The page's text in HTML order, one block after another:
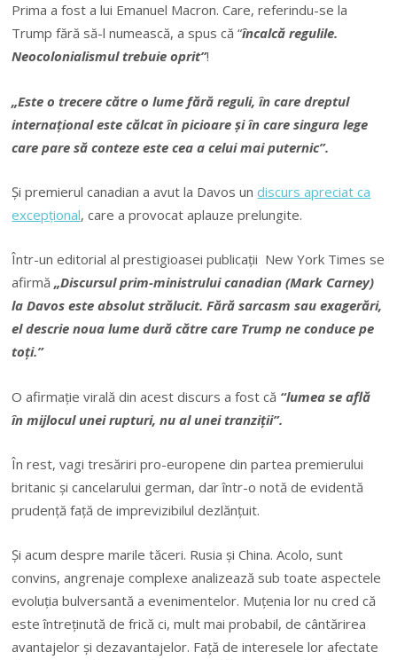
Prima a fost a lui Emanuel Macron. Care, referindu-se la
Trump fără să-l numească, a spus că “încalcă regulile.
Neocolonialismul trebuie oprit”!
„Este o trecere către o lume fără reguli, în care dreptul
internațional este călcat în picioare și în care singura lege
care pare să conteze este cea a celui mai puternic”.
Şi premierul canadian a avut la Davos undiscurs apreciat ca
excepţional, care a provocat aplauze prelungite.
Într-un editorial al prestigioasei publicaţii New York Times se
afirmă„Discursul prim-ministrului canadian (Mark Carney)
la Davos este absolut strălucit. Fără sarcasm sau exagerări,
el descrie noua lume dură către care Trump ne conduce pe
toți.”
O afirmaţie virală din acest discurs a fost că “lumea se află
în mijlocul unei rupturi, nu al unei tranziții”.
În rest, vagi tresăriri pro-europene din partea premierului
britanic şi cancelarului german, dar într-o notă de evidentă
prudenţă faţă de imprevizibilul dezlănţuit.
Şi acum despre marile tăceri. Rusia şi China. Acolo, sunt
convins, angrenaje complexe analizează sub toate aspectele
evoluţia bulversantă a evenimentelor. Muţenia lor nu cred că
este întreţinută de frică ci, mult mai probabil, de cântărirea
avantajelor şi dezavantajelor. Faţă de interesele lor afectate